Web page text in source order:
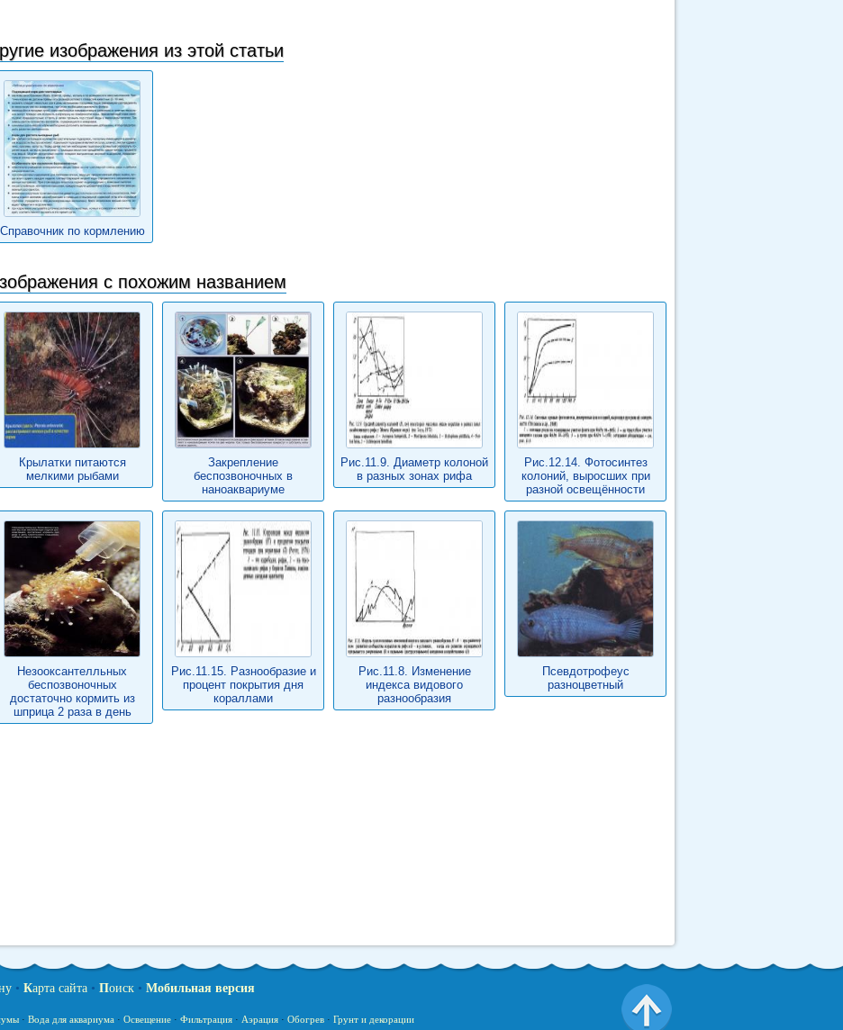
изображения из этой статьи
Справочник по кормлению
с похожим названием
Крылатки питаются
мелкими рыбами
Закрепление
беспозвоночных в
наноаквариуме
Рис.11.9. Диаметр колоной
в разных зонах рифа
Рис.12.14. Фотосинтез
колоний, выросших при
разной освещённости
Незооксантелльных
беспозвоночных
достаточно кормить из
шприца 2 раза в день
Рис.11.15. Разнообразие и
процент покрытия дня
кораллами
Рис.11.8. Изменение
индекса видового
разнообразия
Псевдотрофеус
разноцветный
• Карта сайта• Поиск• Мобильная версия
· Вода для аквариума· Освещение· Фильтрация· Аэрация· Обогрев· Грунт и декорации